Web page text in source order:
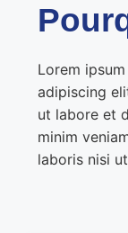
Lorem
adipiscing
ut labore et
minim
laboris nisi